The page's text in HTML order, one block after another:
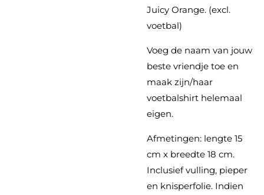
Juicy Orange. (excl.
voetbal)
Voeg de naam van jouw
beste vriendje toe en
maak zijn/haar
voetbalshirt helemaal
eigen.
Afmetingen: lengte 15
cm x breedte 18 cm.
Inclusief vulling, pieper
en knisperfolie. Indien